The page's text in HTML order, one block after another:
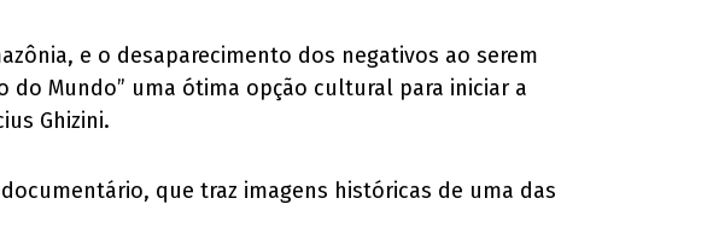
e o desaparecimento dos negativos ao serem
do Mundo” uma ótima opção cultural para iniciar a
Ghizini.
que traz imagens históricas de uma das